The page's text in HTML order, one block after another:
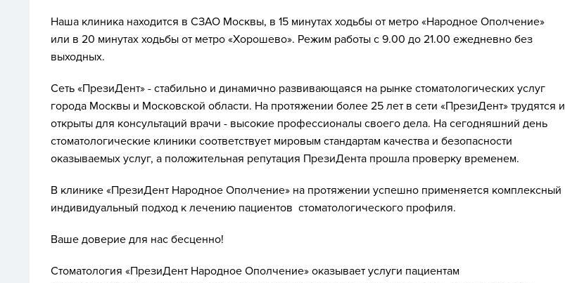
Наша клиника находится в СЗАО Москвы, в 15 минутах ходьбы от метро «Народное Ополчение»
или в 20 минутах ходьбы от метро «Хорошево». Режим работы с 9.00 до 21.00 ежедневно без
выходных.
Сеть «ПрезиДент» - стабильно и динамично развивающаяся на рынке стоматологических услуг
города Москвы и Московской области. На протяжении более 25 лет в сети «ПрезиДент» трудятся и
открыты для консультаций врачи - высокие профессионалы своего дела. На сегодняшний день
стоматологические клиники соответствует мировым стандартам качества и безопасности
оказываемых услуг, а положительная репутация ПрезиДента прошла проверку временем.
В клинике «ПрезиДент Народное Ополчение» на протяжении успешно применяется комплексный
индивидуальный подход к лечению пациентов стоматологического профиля.
Ваше доверие для нас бесценно!
Стоматология «ПрезиДент Народное Ополчение» оказывает услуги пациентам